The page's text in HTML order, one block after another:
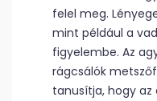
felel meg.
mint például a
figyelembe. Az
rágcsálók
tanusítja, hogy